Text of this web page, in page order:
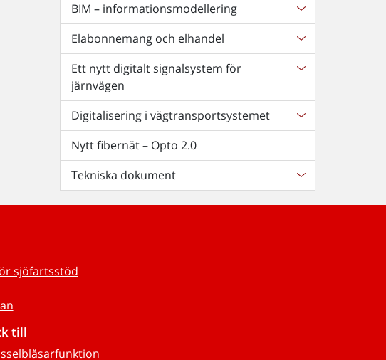
BIM – informationsmodellering
Elabonnemang och elhandel
Ett nytt digitalt signalsystem för
järnvägen
Digitalisering i vägtransportsystemet
Nytt fibernät – Opto 2.0
Tekniska dokument
sjöfartsstöd
till